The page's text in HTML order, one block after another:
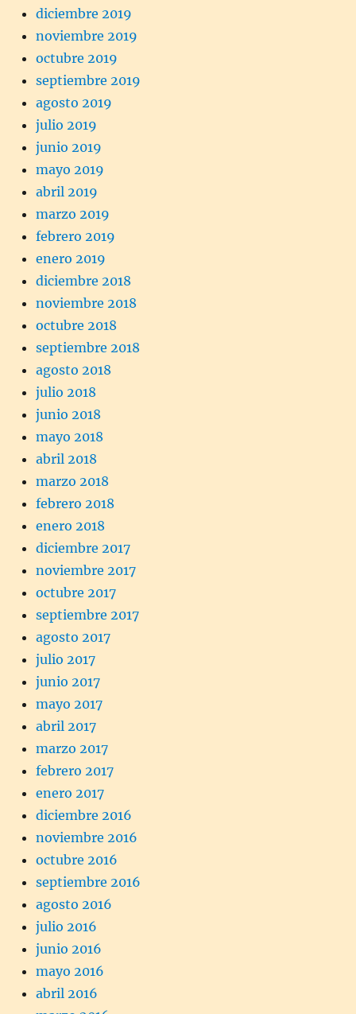
diciembre 2019
noviembre 2019
octubre 2019
septiembre 2019
agosto 2019
julio 2019
junio 2019
mayo 2019
abril 2019
marzo 2019
febrero 2019
enero 2019
diciembre 2018
noviembre 2018
octubre 2018
septiembre 2018
agosto 2018
julio 2018
junio 2018
mayo 2018
abril 2018
marzo 2018
febrero 2018
enero 2018
diciembre 2017
noviembre 2017
octubre 2017
septiembre 2017
agosto 2017
julio 2017
junio 2017
mayo 2017
abril 2017
marzo 2017
febrero 2017
enero 2017
diciembre 2016
noviembre 2016
octubre 2016
septiembre 2016
agosto 2016
julio 2016
junio 2016
mayo 2016
abril 2016